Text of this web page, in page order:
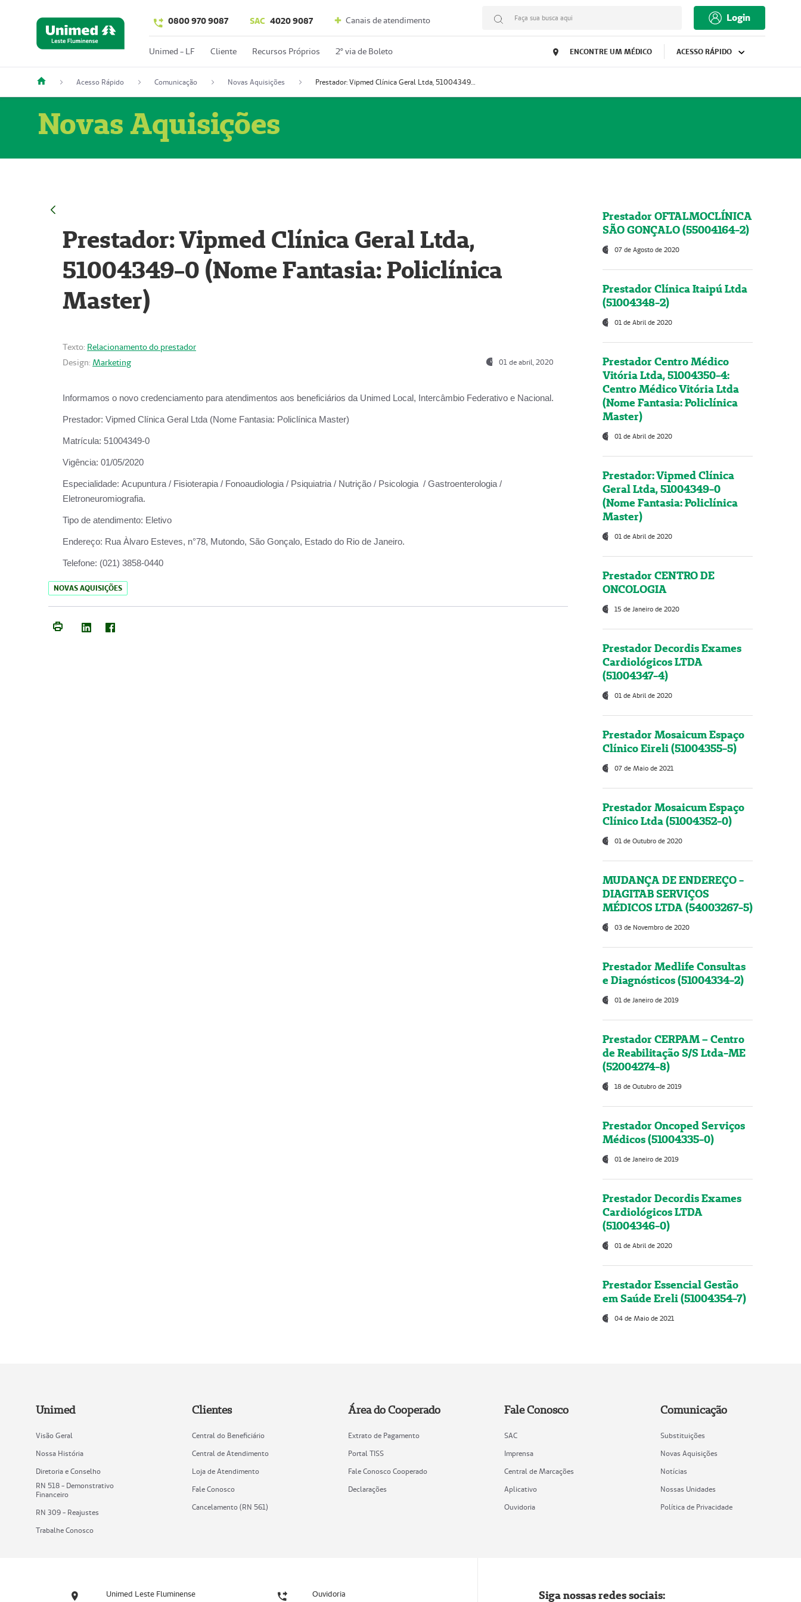
0800 970 9087 SAC 4020 9087 Canais de atendimento Faça sua busca aqui Login
Unimed - LF Cliente Recursos Próprios 2º via de Boleto ENCONTRE UM MÉDICO ACESSO RÁPIDO
Acesso Rápido Comunicação Novas Aquisições Prestador: Vipmed Clínica Geral Ltda, 51004349-0 (Nome Fantasia: Policlínica Master)
Novas Aquisições
Prestador: Vipmed Clínica Geral Ltda,
51004349-0 (Nome Fantasia: Policlínica
Master)
Texto: Relacionamento do prestador
Design: Marketing 01 de abril, 2020
Informamos o novo credenciamento para atendimentos aos beneficiários da Unimed Local, Intercâmbio Federativo e Nacional.
Prestador: Vipmed Clínica Geral Ltda (Nome Fantasia: Policlínica Master)
Matrícula: 51004349-0
Vigência: 01/05/2020
Especialidade: Acupuntura / Fisioterapia / Fonoaudiologia / Psiquiatria / Nutrição / Psicologia / Gastroenterologia /
Eletroneuromiografia.
Tipo de atendimento: Eletivo
Endereço: Rua Àlvaro Esteves, n°78, Mutondo, São Gonçalo, Estado do Rio de Janeiro.
Telefone: (021) 3858-0440
NOVAS AQUISIÇÕES
Prestador OFTALMOCLÍNICA
SÃO GONÇALO (55004164-2)
07 de Agosto de 2020
Prestador Clínica Itaipú Ltda
(51004348-2)
01 de Abril de 2020
Prestador Centro Médico
Vitória Ltda, 51004350-4:
Centro Médico Vitória Ltda
(Nome Fantasia: Policlínica
Master)
01 de Abril de 2020
Prestador: Vipmed Clínica
Geral Ltda, 51004349-0
(Nome Fantasia: Policlínica
Master)
01 de Abril de 2020
Prestador CENTRO DE
ONCOLOGIA
15 de Janeiro de 2020
Prestador Decordis Exames
Cardiológicos LTDA
(51004347-4)
01 de Abril de 2020
Prestador Mosaicum Espaço
Clínico Eireli (51004355-5)
07 de Maio de 2021
Prestador Mosaicum Espaço
Clínico Ltda (51004352-0)
01 de Outubro de 2020
MUDANÇA DE ENDEREÇO -
DIAGITAB SERVIÇOS
MÉDICOS LTDA (54003267-5)
03 de Novembro de 2020
Prestador Medlife Consultas
e Diagnósticos (51004334-2)
01 de Janeiro de 2019
Prestador CERPAM – Centro
de Reabilitação S/S Ltda-ME
(52004274-8)
18 de Outubro de 2019
Prestador Oncoped Serviços
Médicos (51004335-0)
01 de Janeiro de 2019
Prestador Decordis Exames
Cardiológicos LTDA
(51004346-0)
01 de Abril de 2020
Prestador Essencial Gestão
em Saúde Ereli (51004354-7)
04 de Maio de 2021
Unimed
Visão Geral
Nossa História
Diretoria e Conselho
RN 518 - Demonstrativo
Financeiro
RN 309 - Reajustes
Trabalhe Conosco
Clientes
Central do Beneficiário
Central de Atendimento
Loja de Atendimento
Fale Conosco
Cancelamento (RN 561)
Área do Cooperado
Extrato de Pagamento
Portal TISS
Fale Conosco Cooperado
Declarações
Fale Conosco
SAC
Imprensa
Central de Marcações
Aplicativo
Ouvidoria
Comunicação
Substituições
Novas Aquisições
Notícias
Nossas Unidades
Política de Privacidade
Unimed Leste Fluminense Ouvidoria Siga nossas redes sociais: